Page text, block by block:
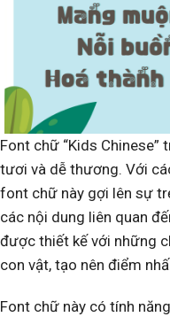
Font chữ “Kids
tươi và dễ thương. Với
font chữ này gợi lên sự
các nội dung liên quan
được thiết kế với những
con vật, tạo nên điểm
Font chữ này có tính